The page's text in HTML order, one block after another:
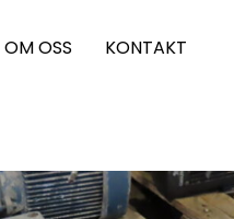
OM OSS KONTAKT